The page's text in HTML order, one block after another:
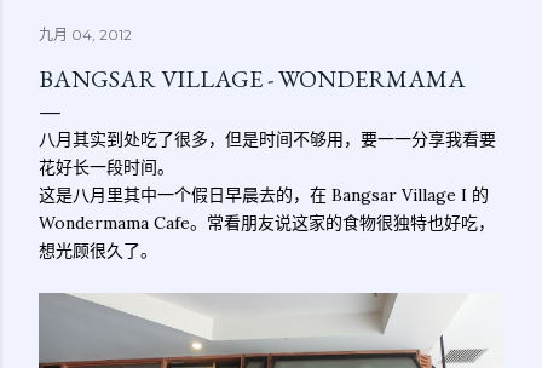
九月 04, 2012
BANGSAR VILLAGE - WONDERMAMA
八月其实到处吃了很多，但是时间不够用，要一一分享我看要
花好长一段时间。
这是八月里其中一个假日早晨去的，在 Bangsar Village I 的
Wondermama Cafe。常看朋友说这家的食物很独特也好吃，
想光顾很久了。